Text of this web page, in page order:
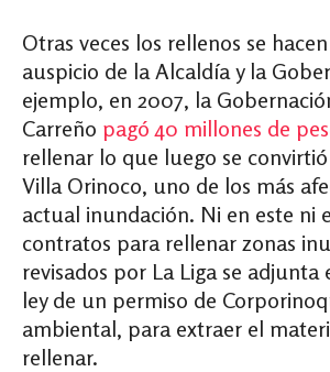
Otras veces los rellenos se
auspicio de la Alcaldía y la
ejemplo, en 2007, la
Carreño pagó 40 millones de
rellenar lo que luego se
Villa Orinoco, uno de los más
actual inundación. Ni en este ni
contratos para rellenar zonas
revisados por La Liga se adjunta
ley de un permiso de
ambiental, para extraer el
rellenar.